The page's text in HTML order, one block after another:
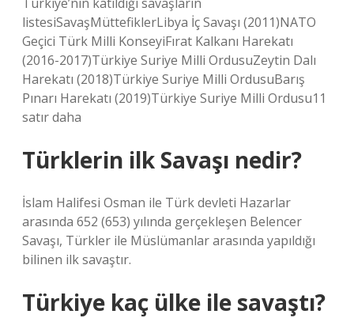
listesiSavaşMüttefiklerLibya İç Savaşı (2011)NATO
Geçici Türk Milli KonseyiFırat Kalkanı Harekatı
(2016-2017)Türkiye Suriye Milli OrdusuZeytin Dalı
Harekatı (2018)Türkiye Suriye Milli OrdusuBarış
Pınarı Harekatı (2019)Türkiye Suriye Milli Ordusu11
satır daha
Türklerin ilk Savaşı nedir?
İslam Halifesi Osman ile Türk devleti Hazarlar
arasında 652 (653) yılında gerçekleşen Belencer
Savaşı, Türkler ile Müslümanlar arasında yapıldığı
bilinen ilk savaştır.
Türkiye kaç ülke ile savaştı?